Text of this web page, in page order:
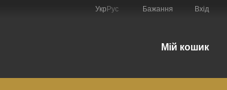
Укр Рус Бажання Вхід
Мій кошик